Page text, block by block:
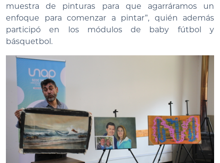
muestra de pinturas para que agarráramos un
enfoque para comenzar a pintar”, quién además
participó en los módulos de baby fútbol y
básquetbol.